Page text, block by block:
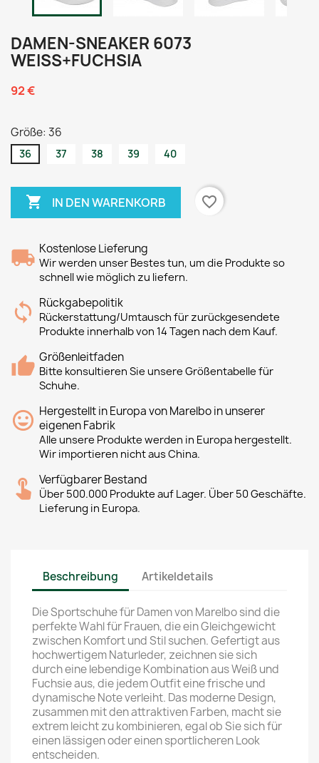
DAMEN-SNEAKER 6073
WEISS+FUCHSIA
92 €
Größe: 36
36 37 38 39 40
 IN DEN WARENKORB favorite_border
Kostenlose Lieferung
Wir werden unser Bestes tun, um die Produkte so
schnell wie möglich zu liefern.
Rückgabepolitik
Rückerstattung/Umtausch für zurückgesendete
Produkte innerhalb von 14 Tagen nach dem Kauf.
Größenleitfaden
Bitte konsultieren Sie unsere Größentabelle für
Schuhe.
Hergestellt in Europa von Marelbo in unserer
eigenen Fabrik
Alle unsere Produkte werden in Europa hergestellt.
Wir importieren nicht aus China.
Verfügbarer Bestand
Über 500.000 Produkte auf Lager. Über 50 Geschäfte.
Lieferung in Europa.
Beschreibung Artikeldetails
Die Sportschuhe für Damen von Marelbo sind die
perfekte Wahl für Frauen, die ein Gleichgewicht
zwischen Komfort und Stil suchen. Gefertigt aus
hochwertigem Naturleder, zeichnen sie sich
durch eine lebendige Kombination aus Weiß und
Fuchsie aus, die jedem Outfit eine frische und
dynamische Note verleiht. Das moderne Design,
zusammen mit den attraktiven Farben, macht sie
extrem leicht zu kombinieren, egal ob Sie sich für
einen lässigen oder einen sportlicheren Look
entscheiden.